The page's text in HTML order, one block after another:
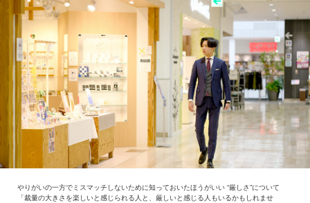
やりがいの一方でミスマッチしないために知っておいたほうがいい “厳しさ”について
「裁量の大きさを楽しいと感じられる人と、厳しいと感じる人もいるかもしれませ